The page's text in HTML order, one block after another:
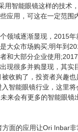
智能眼镜这样的技术
应用，可这在一定范围
域逐渐显现，2015年
大众市场购买;明年到
和大部分企业使用
现很多并购显现，其实
收购了，投资者兴趣
智能眼镜行业，这里
来会有更多的智能眼
的应用让Ori Inbar非